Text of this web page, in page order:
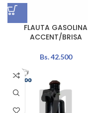
FLAUTA GASOLINA
ACCENT/BRISA
Bs.42.500